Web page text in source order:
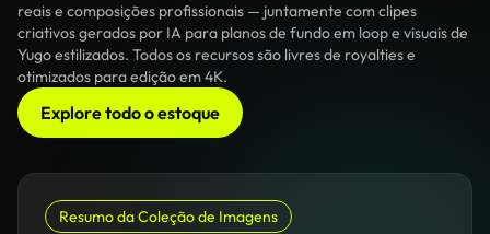
reais e composições profissionais — juntamente com clipes
criativos gerados por IA para planos de fundo em loop e visuais de
Yugo estilizados. Todos os recursos são livres de royalties e
otimizados para edição em 4K.
Explore todo o estoque
Resumo da Coleção de Imagens